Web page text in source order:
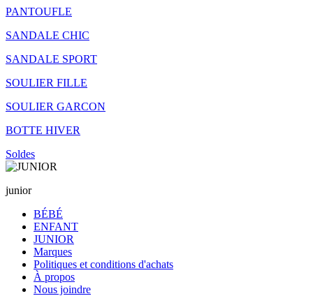
PANTOUFLE
SANDALE CHIC
SANDALE SPORT
SOULIER FILLE
SOULIER GARCON
BOTTE HIVER
Soldes
junior
BÉBÉ
ENFANT
JUNIOR
Marques
Politiques et conditions d'achats
À propos
Nous joindre